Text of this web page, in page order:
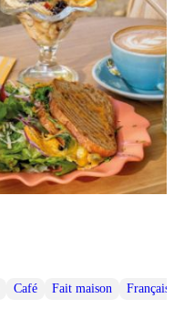
Café Fait maison Française